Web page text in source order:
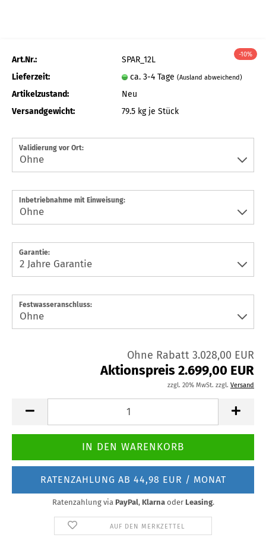
-10%
Art.Nr.:
SPAR_12L
Lieferzeit:
ca. 3-4 Tage (Ausland abweichend)
Artikelzustand:
Neu
Versandgewicht:
79.5 kg je Stück
Validierung vor Ort:
Inbetriebnahme mit Einweisung:
Garantie:
Festwasseranschluss:
Ohne Rabatt 3.028,00 EUR
Aktionspreis 2.699,00 EUR
zzgl. 20% MwSt. zzgl. Versand
RATENZAHLUNG AB 44,98 EUR / MONAT
Ratenzahlung via PayPal, Klarnaoder Leasing.
AUF DEN MERKZETTEL